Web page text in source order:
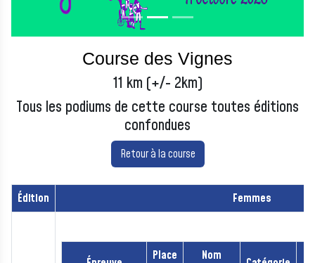
Course des Vignes
11 km (+/- 2km)
Tous les podiums de cette course toutes éditions
confondues
Retour à la course
Édition Femmes
Place
Nom